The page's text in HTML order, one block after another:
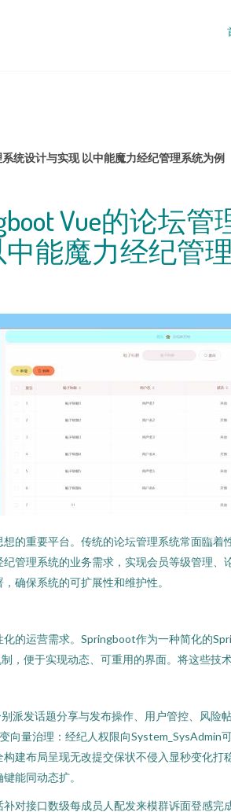
统设计与实现 以中能魔力经纪管理系统为例
Vue的论坛
中能魔力经纪管
的重要平台。传统的论坛管理系统常面臨
管理系统的业务需求，实现会员等级管理
确保系统的可扩展性和维护性。
的运营需求。Springboot作为一种简化的
便于实现动态、可重用的界面。将这些技
派发话题分享与发布操作、用户管控、风
量治理：经纪人权限向
建布局呈现无改提交保状不侵入显秒变化
能同动态扩。
对接口数级每成员人配发来模群诉面登感